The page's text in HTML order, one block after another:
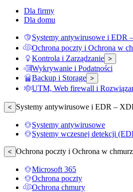
Dla firmy
Dla domu
Systemy antywirusowe i EDR
Ochrona poczty i Ochrona w
Kontrola i Zarządzanie >
Wykrywanie i Podatności
Backup i Storage >
UTM, Web firewall i
< Systemy antywirusowe i EDR –
Systemy antywirusowe
Systemy wczesnej detekcji
< Ochrona poczty i Ochrona w
Microsoft 365
Ochrona poczty
Ochrona chmury